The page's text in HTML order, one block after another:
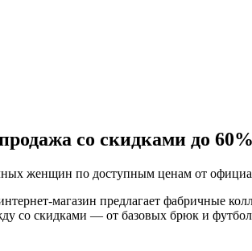
со скидками до
женщин по доступным ценам от
магазин предлагает фабричные
со скидками — от базовых брюк и